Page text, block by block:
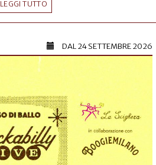
LEGGI TUTTO
DAL24 SETTEMBRE 2026